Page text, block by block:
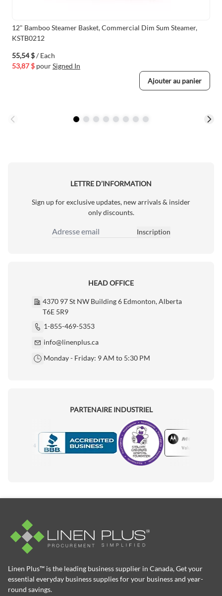
12" Bamboo Steamer Basket, Commercial Dim Sum Steamer,
KSTB0212
55,54 $/ Each
53,87 $ pourSigned In
Ajouter au panier
LETTRE D’INFORMATION
Sign up for exclusive updates, new arrivals & insider
only discounts.
Adresse email
Inscription
HEAD OFFICE
4370 97 St NW Building 6 Edmonton, Alberta
T6E 5R9
1-855-469-5353
info@linenplus.ca
Monday - Friday: 9 AM to 5:30 PM
PARTENAIRE INDUSTRIEL
Motorola
Linen Plus™ is the leading business supplier in Canada, Get your
essential everyday business supplies for your business and year-
round savings.